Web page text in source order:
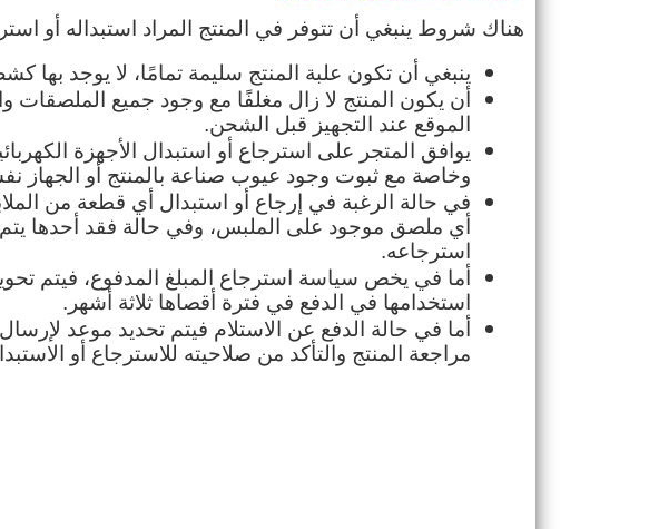
هناك شروط ينبغي أن تتوفر في المنتج المراد استبداله أو
ينبغي أن تكون علبة المنتج سليمة تمامًا، لا يوجد بها
الموقع عند التجهيز قبل الشحن.
وخاصة مع ثبوت وجود عيوب صناعة بالمنتج أو الجهاز
استرجاعه.
استخدامها في الدفع في فترة أقصاها ثلاثة أشهر.
مراجعة المنتج والتأكد من صلاحيته للاسترجاع أو